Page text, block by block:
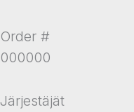
Order #
000000
Järjestäjät